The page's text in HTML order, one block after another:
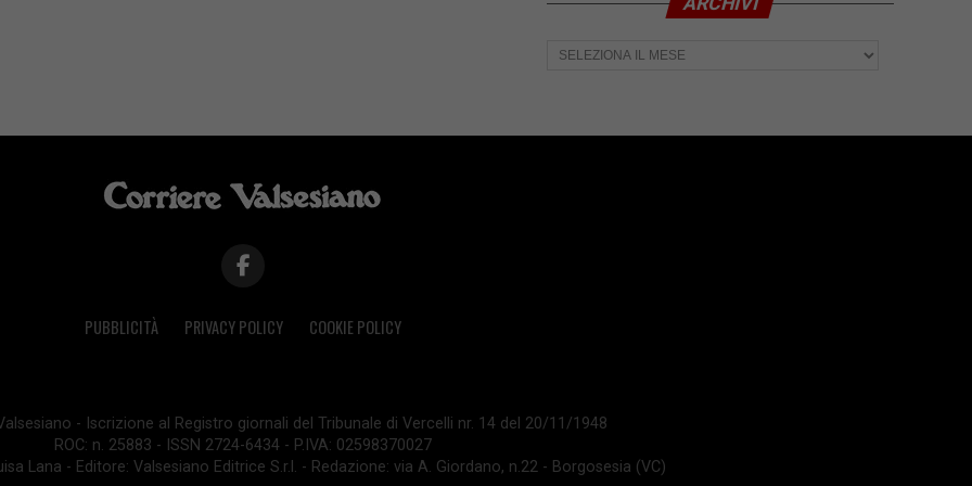
Archivi
PUBBLICITÀ PRIVACY POLICY COOKIE POLICY
- Iscrizione al Registro giornali del Tribunale di Vercelli nr. 14 del 20/11/1948
ROC: n. 25883 - ISSN 2724-6434 - P.IVA: 02598370027
Lana - Editore: Valsesiano Editrice S.r.l. - Redazione: via A. Giordano, n.22 - Borgosesia (VC)